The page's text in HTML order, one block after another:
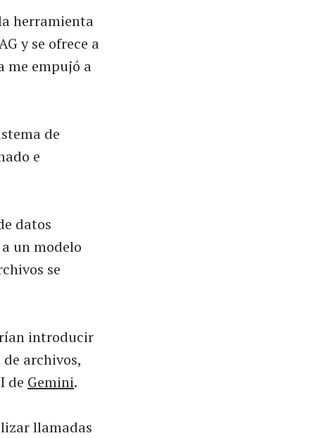
herramienta
y se ofrece a
me empujó a
de
e
datos
un modelo
se
introducir
archivos,
de Gemini.
llamadas